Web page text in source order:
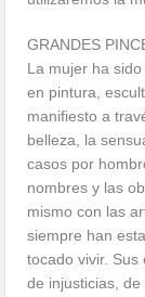
GRANDES
La mujer ha
en pintura,
manifiesto a
belleza, la
casos por
nombres y las
mismo con las
siempre han
tocado vivir.
de injusticias,